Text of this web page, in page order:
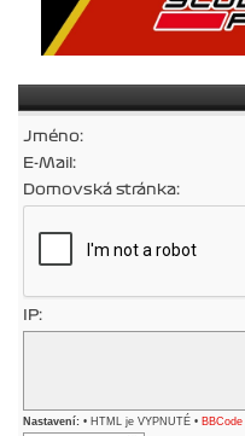
Jméno:
E-Mail:
Domovská stránka:
IP:
Nastavení: • HTML je VYPNUTÉ • BBCode